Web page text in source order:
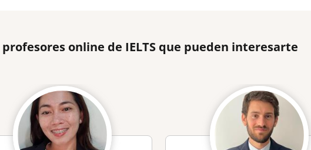
online de IELTS que pueden interesarte